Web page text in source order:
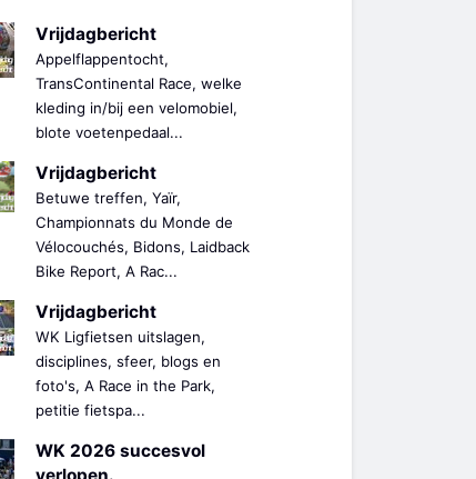
Vrijdagbericht
Appelflappentocht,
TransContinental Race, welke
kleding in/bij een velomobiel,
blote voetenpedaal...
Vrijdagbericht
Betuwe treffen, Yaïr,
Championnats du Monde de
Vélocouchés, Bidons, Laidback
Bike Report, A Rac...
Vrijdagbericht
WK Ligfietsen uitslagen,
disciplines, sfeer, blogs en
foto's, A Race in the Park,
petitie fietspa...
WK 2026 succesvol